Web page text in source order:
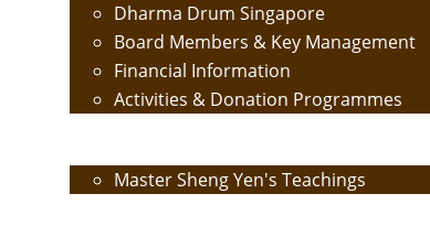
Dharma Drum Singapore
Board Members & Key Management
Financial Information
Activities & Donation Programmes
Master Sheng Yen's Teachings